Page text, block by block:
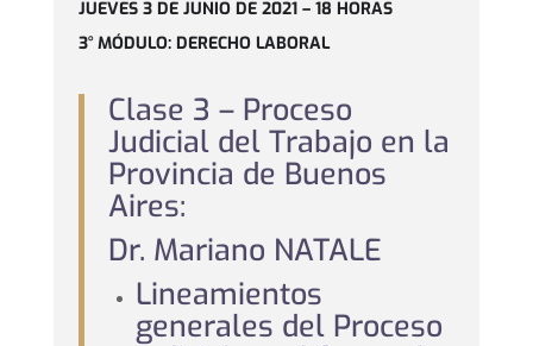
JUEVES 3 DE JUNIO DE 2021 – 18 HORAS
3° MÓDULO: DERECHO LABORAL
Clase 3 – Proceso
Judicial del Trabajo en la
Provincia de Buenos
Aires:
Dr. Mariano NATALE
Lineamientos
generales del Proceso